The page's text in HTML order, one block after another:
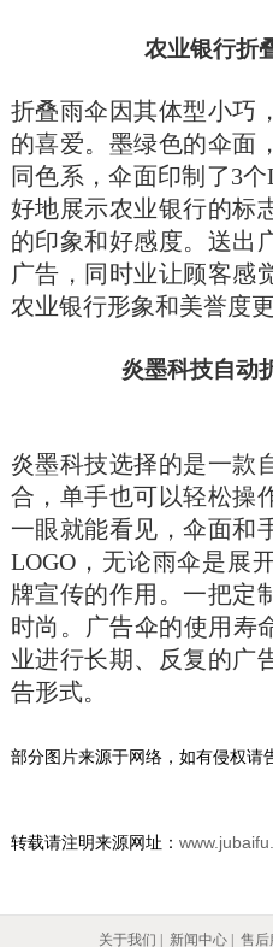
农业银行折
折叠雨伞因其体型小巧
的喜爱。墨绿色的伞面
同色系，伞面印制了3
好地展示农业银行的标
的印象和好感度。送出
广告，同时业让顾客感
农业银行形象和美誉度更
炎墨科技自动
炎墨科技选择的是一款
合，单手也可以轻松操
一眼就能看见，伞面和
LOGO，无论雨伞是展
牌宣传的作用。一把定
时尚。广告伞的使用寿
业进行长期、反复的广
告形式。
部分图片来源于网络，如有侵权请
转载请注明来源网址：
关于我们 新闻中心 售后